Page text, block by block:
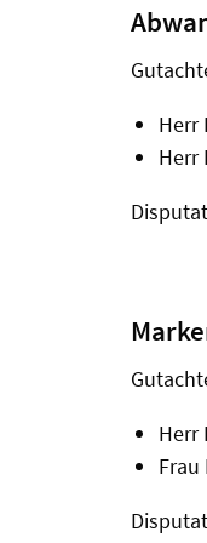
Herr
Herr
Herr
Frau